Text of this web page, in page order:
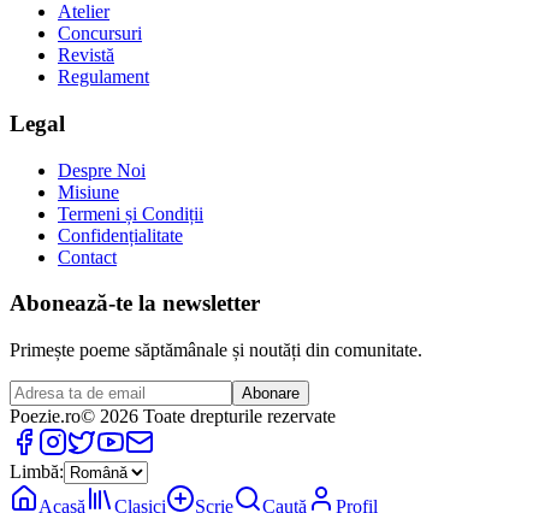
Atelier
Concursuri
Revistă
Regulament
Legal
Despre Noi
Misiune
Termeni și Condiții
Confidențialitate
Contact
Abonează-te la newsletter
Primește poeme săptămânale și noutăți din comunitate.
Abonare
Poezie.ro© 2026 Toate drepturile rezervate
Limbă:
Acasă
Clasici Scrie Caută Profil